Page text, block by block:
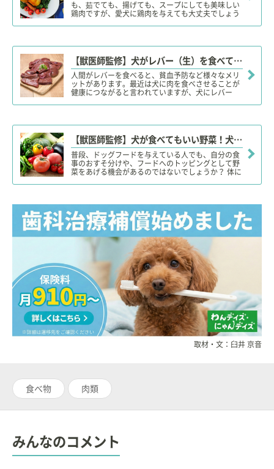
も、茹でても、揚げても、スープにしても美味しい
鶏肉ですが、愛犬に鶏肉を与えても大丈夫でしょう
について詳しく解説します。
【獣医師監修】犬がレバー（生）を食べても大丈夫？茹でてから与える？適量やメリット、おやつレシピ！
人間がレバーを食べると、貧血予防など様々なメリ
ットがあります。最近は犬に肉を食べさせることが
健康につながると言われていますが、犬にレバー
【獣医師監修】犬が食べてもいい野菜！犬にあげてはいけない中毒の危険（ダメ）がある野菜！
普段、ドッグフードを与えている人でも、自分の食
事のおすそ分けや、フードへのトッピングとして野
菜をあげる機会があるのではないでしょうか？ 体に
取材・文：臼井 京音
食べ物 肉類
みんなのコメント